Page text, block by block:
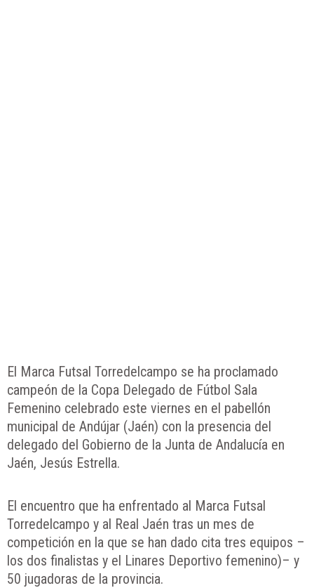
El Marca Futsal Torredelcampo se ha proclamado
campeón de la Copa Delegado de Fútbol Sala
Femenino celebrado este viernes en el pabellón
municipal de Andújar (Jaén) con la presencia del
delegado del Gobierno de la Junta de Andalucía en
Jaén, Jesús Estrella.
El encuentro que ha enfrentado al Marca Futsal
Torredelcampo y al Real Jaén tras un mes de
competición en la que se han dado cita tres equipos –
los dos finalistas y el Linares Deportivo femenino)– y
50 jugadoras de la provincia.